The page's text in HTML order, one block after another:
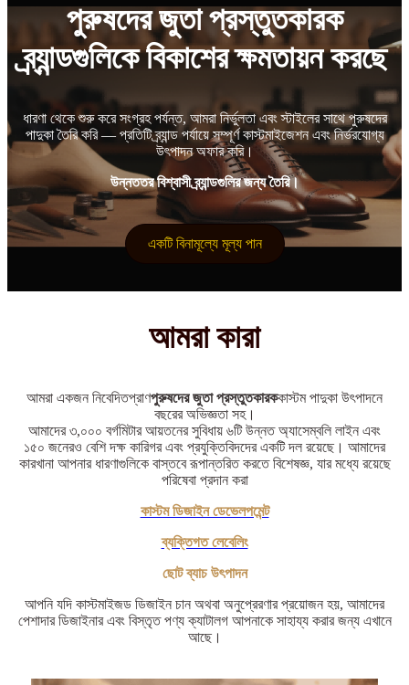
পুরুষদের জুতা প্রস্তুতকারক
ব্র্যান্ডগুলিকে বিকাশের ক্ষমতায়ন করছে
ধারণা থেকে শুরু করে সংগ্রহ পর্যন্ত, আমরা নির্ভুলতা এবং স্টাইলের সাথে পুরুষদের
পাদুকা তৈরি করি — প্রতিটি ব্র্যান্ড পর্যায়ে সম্পূর্ণ কাস্টমাইজেশন এবং নির্ভরযোগ্য
উৎপাদন অফার করি।
উন্নততর বিশ্বাসী ব্র্যান্ডগুলির জন্য তৈরি।
একটি বিনামূল্যে মূল্য পান
আমরা কারা
আমরা একজন নিবেদিতপ্রাণপুরুষদের জুতা প্রস্তুতকারককাস্টম পাদুকা উৎপাদনে
বছরের অভিজ্ঞতা সহ।
আমাদের ৩,০০০ বর্গমিটার আয়তনের সুবিধায় ৬টি উন্নত অ্যাসেম্বলি লাইন এবং
১৫০ জনেরও বেশি দক্ষ কারিগর এবং প্রযুক্তিবিদদের একটি দল রয়েছে। আমাদের
কারখানা আপনার ধারণাগুলিকে বাস্তবে রূপান্তরিত করতে বিশেষজ্ঞ, যার মধ্যে রয়েছে
পরিষেবা প্রদান করা
কাস্টম ডিজাইন ডেভেলপমেন্ট
ব্যক্তিগত লেবেলিং
ছোট ব্যাচ উৎপাদন
আপনি যদি কাস্টমাইজড ডিজাইন চান অথবা অনুপ্রেরণার প্রয়োজন হয়, আমাদের
পেশাদার ডিজাইনার এবং বিস্তৃত পণ্য ক্যাটালগ আপনাকে সাহায্য করার জন্য এখানে
আছে।